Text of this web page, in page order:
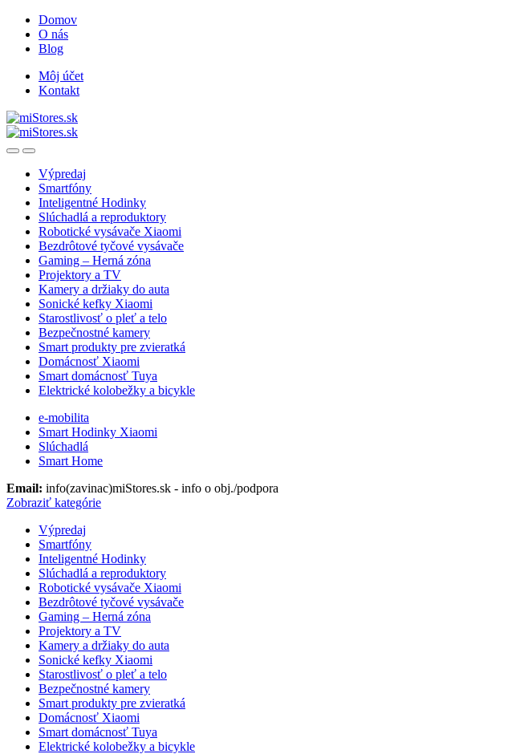
Skip
navigation
Skip
content
Domov
O nás
Blog
Môj účet
Kontakt
OpenClose
Výpredaj
Smartfóny
Inteligentné Hodinky
Slúchadlá a reproduktory
Robotické vysávače Xiaomi
Bezdrôtové tyčové vysávače
Gaming – Herná zóna
Projektory a TV
Kamery a držiaky do auta
Sonické kefky Xiaomi
Starostlivosť o pleť a telo
Bezpečnostné kamery
Smart produkty pre zvieratká
Domácnosť Xiaomi
Smart domácnosť Tuya
Elektrické kolobežky a bicykle
e-mobilita
Smart Hodinky Xiaomi
Slúchadlá
Smart Home
Email: info(zavinac)miStores.sk - info o obj./podpora
Zobraziť kategórie
Výpredaj
Smartfóny
Inteligentné Hodinky
Slúchadlá a reproduktory
Robotické vysávače Xiaomi
Bezdrôtové tyčové vysávače
Gaming – Herná zóna
Projektory a TV
Kamery a držiaky do auta
Sonické kefky Xiaomi
Starostlivosť o pleť a telo
Bezpečnostné kamery
Smart produkty pre zvieratká
Domácnosť Xiaomi
Smart domácnosť Tuya
Elektrické kolobežky a bicykle